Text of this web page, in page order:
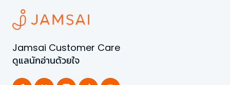
Jamsai Customer Care
ดูแลนักอ่านด้วยใจ